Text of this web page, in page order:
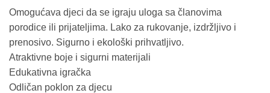
Omogućava djeci da se igraju uloga sa članovima
porodice ili prijateljima. Lako za rukovanje, izdržljivo i
prenosivo. Sigurno i ekološki prihvatljivo.
Atraktivne boje i sigurni materijali
Edukativna igračka
Odličan poklon za djecu